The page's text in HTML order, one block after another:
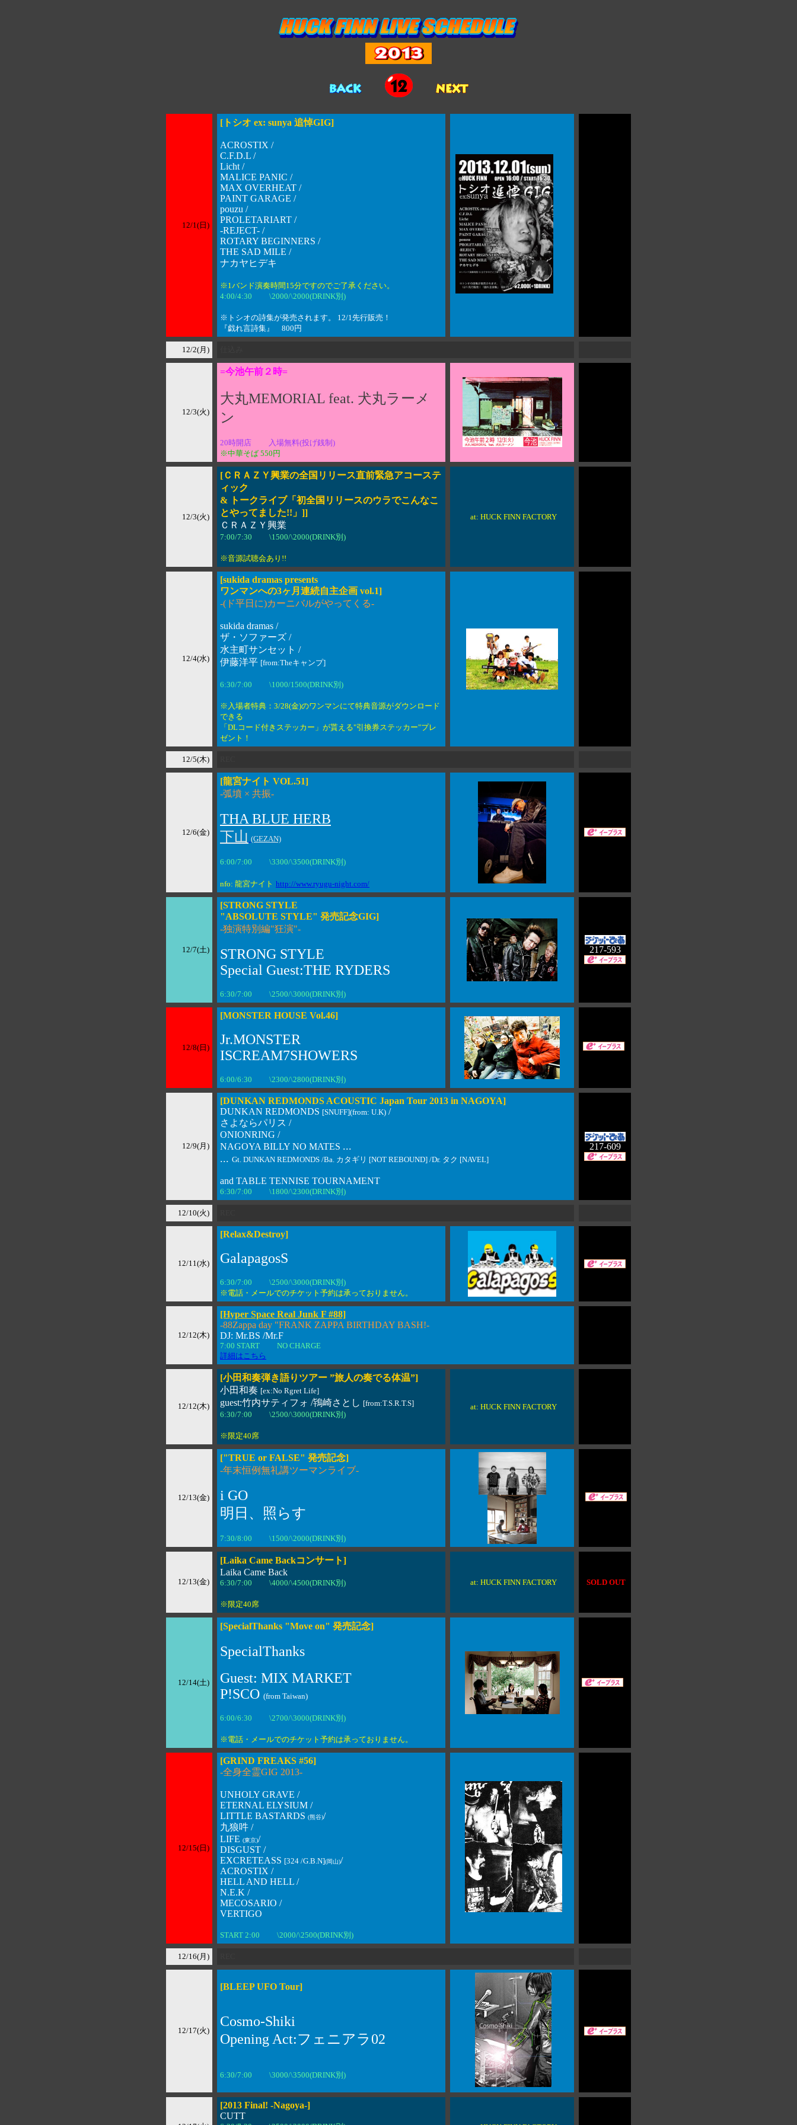
12/1(日)
[トシオ ex: sunya 追悼GIG]
ACROSTIX /
C.F.D.L /
Licht /
MALICE PANIC /
MAX OVERHEAT /
PAINT GARAGE /
pouzu /
PROLETARIART /
-REJECT- /
ROTARY BEGINNERS /
THE SAD MILE /
ナカヤヒデキ
※1バンド演奏時間15分ですのでご了承ください。
4:00/4:30 \2000/\2000(DRINK別)
※トシオの詩集が発売されます。 12/1先行販売！
『戯れ言詩集』 800円
12/2(月)
12/3(火)
=今池午前２時=
大丸MEMORIAL feat. 犬丸ラーメ
ン
20時開店 入場無料(投げ銭制)
※中華そば 550円
12/3(火)
[ＣＲＡＺＹ興業の全国リリース直前緊急アコーステ
ィック
& トークライブ「初全国リリースのウラでこんなこ
とやってました!!」]]
ＣＲＡＺＹ興業
7:00/7:30 \1500/\2000(DRINK別)
※音源試聴会あり!!
at: HUCK FINN FACTORY
12/4(水)
[sukida dramas presents
ワンマンへの3ヶ月連続自主企画 vol.1]
-(ド平日に)カーニバルがやってくる-
sukida dramas /
ザ・ソファーズ /
水主町サンセット /
伊藤洋平 [from:Theキャンプ]
6:30/7:00 \1000/1500(DRINK別)
※入場者特典：3/28(金)のワンマンにて特典音源がダウンロード
できる
「DLコード付きステッカー」が貰える"引換券ステッカー"プレ
ゼント！
12/5(木)
12/6(金)
[龍宮ナイト VOL.51]
-弧墳 × 共振-
THA BLUE HERB
下山 (GEZAN)
6:00/7:00 \3300/\3500(DRINK別)
nfo: 龍宮ナイト http://www.ryugu-night.com/
12/7(土)
[STRONG STYLE
"ABSOLUTE STYLE" 発売記念GIG]
-独演特別編"狂演"-
STRONG STYLE
Special Guest:THE RYDERS
6:30/7:00 \2500/\3000(DRINK別)
217-593
12/8(日)
[MONSTER HOUSE Vol.46]
Jr.MONSTER
ISCREAM7SHOWERS
6:00/6:30 \2300/\2800(DRINK別)
12/9(月)
[DUNKAN REDMONDS ACOUSTIC Japan Tour 2013 in NAGOYA]
DUNKAN REDMONDS [SNUFF](from: U.K) /
さよならパリス /
ONIONRING /
NAGOYA BILLY NO MATES ...
... Gt. DUNKAN REDMONDS /Ba. カタギリ [NOT REBOUND] /Dr. タク [NAVEL]
and TABLE TENNISE TOURNAMENT
6:30/7:00 \1800/\2300(DRINK別)
217-609
12/10(火)
12/11(水)
[Relax&Destroy]
GalapagosS
6:30/7:00 \2500/\3000(DRINK別)
※電話・メールでのチケット予約は承っておりません。
12/12(木)
[Hyper Space Real Junk F #88]
-88Zappa day "FRANK ZAPPA BIRTHDAY BASH!-
DJ: Mr.BS /Mr.F
7:00 START NO CHARGE
詳細はこちら
12/12(木)
[小田和奏弾き語りツアー ”旅人の奏でる体温”]
小田和奏 [ex:No Rgret Life]
guest:竹内サティフォ /鴇崎さとし [from:T.S.R.T.S]
6:30/7:00 \2500/\3000(DRINK別)
※限定40席
at: HUCK FINN FACTORY
12/13(金)
["TRUE or FALSE" 発売記念]
-年末恒例無礼講ツーマンライブ-
i GO
明日、照らす
7:30/8:00 \1500/\2000(DRINK別)
12/13(金)
[Laika Came Backコンサート]
Laika Came Back
6:30/7:00 \4000/\4500(DRINK別)
※限定40席
at: HUCK FINN FACTORY SOLD OUT
12/14(土)
[SpecialThanks "Move on" 発売記念]
SpecialThanks
Guest: MIX MARKET
P!SCO (from Taiwan)
6:00/6:30 \2700/\3000(DRINK別)
※電話・メールでのチケット予約は承っておりません。
12/15(日)
[GRIND FREAKS #56]
-全身全霊GIG 2013-
UNHOLY GRAVE /
ETERNAL ELYSIUM /
LITTLE BASTARDS (熊谷)/
九狼吽 /
LIFE (東京)/
DISGUST /
EXCRETEASS [324 /G.B.N](岡山)/
ACROSTIX /
HELL AND HELL /
N.E.K /
MECOSARIO /
VERTIGO
START 2:00 \2000/\2500(DRINK別)
12/16(月)
12/17(火)
[BLEEP UFO Tour]
Cosmo-Shiki
Opening Act:フェニアラ02
6:30/7:00 \3000/\3500(DRINK別)
[2013 Final! -Nagoya-]
CUTT